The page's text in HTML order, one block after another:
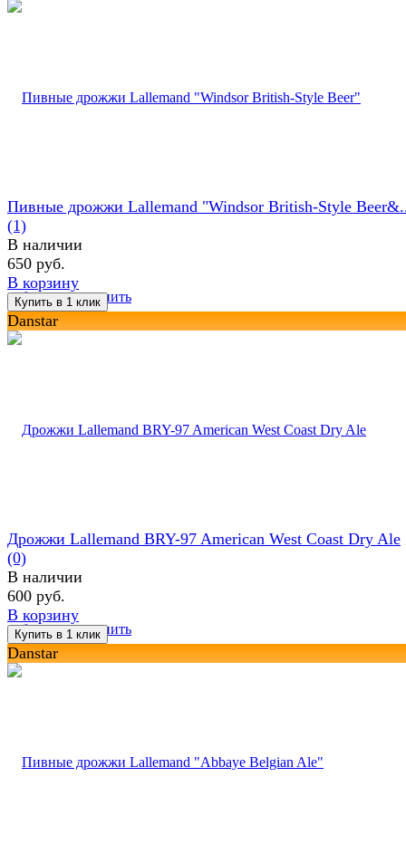
избранное сравнить
Пивные дрожжи Lallemand "Windsor British-Style
(1)
В наличии
650 руб.
В корзину
Danstar
избранное сравнить
Дрожжи Lallemand BRY-97 American West Coast Dry Ale
(0)
В наличии
600 руб.
В корзину
Danstar